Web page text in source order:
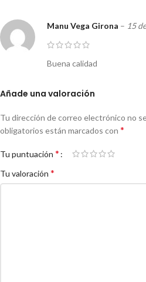
Manu Vega Girona – 15
Buena calidad
Añade una valoración
Tu dirección de correo electrónico no
obligatorios están marcados con *
Tu puntuación *
Tu valoración *